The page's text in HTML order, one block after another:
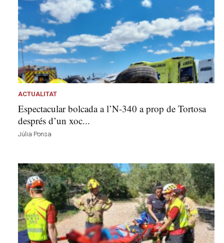
ACTUALITAT
Espectacular bolcada a l’N-340 a prop de Tortosa
després d’un xoc...
Júlia Ponsa